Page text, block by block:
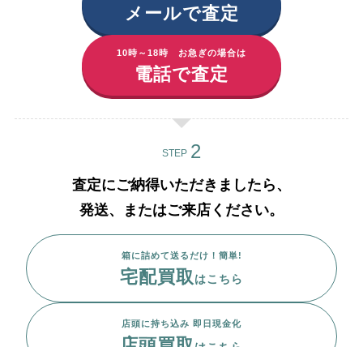
メールで査定
10時～18時 お急ぎの場合は
電話で査定
STEP
査定にご納得いただきましたら、
発送、またはご来店ください。
箱に詰めて送るだけ！簡単!
宅配買取はこちら
店頭に持ち込み 即日現金化